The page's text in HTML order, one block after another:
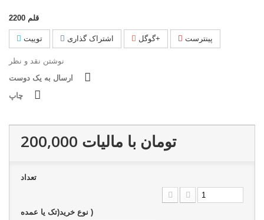
2200 قلم
توییت اشتراک گذاری گوگل+ پینترست
نوشتن نقد و نظر
ارسال به یک دوست
چاپ
200,000 تومان با ماليات
تعداد
نوع خرید(تک یا عمده )